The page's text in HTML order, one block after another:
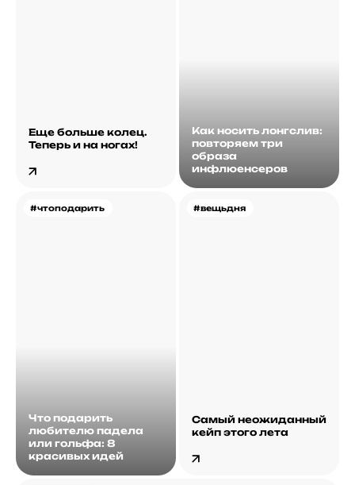
Еще больше колец.
Теперь и на ногах!
Как носить лонгслив:
повторяем три
образа
инфлюенсеров
#чтоподарить
Что подарить
любителю падела
или гольфа: 8
красивых идей
#вещьдня
Самый неожиданный
кейп этого лета